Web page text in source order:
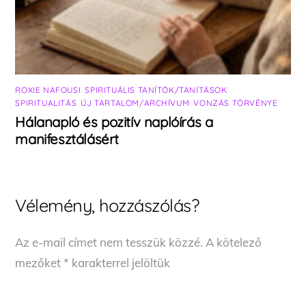
ROXIE NAFOUSI ,SPIRITUÁLIS TANÍTÓK/TANÍTÁSOK
SPIRITUALITÁS ÚJ TARTALOM/ARCHÍVUM ,VONZÁS TÖRVÉNYE
Hálanapló és pozitív naplóírás a
manifesztálásért
Vélemény, hozzászólás?
Az e-mail címet nem tesszük közzé. A kötelező
mezőket* karakterrel jelöltük